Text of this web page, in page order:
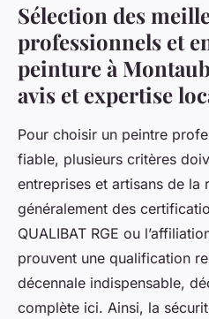
Sélection des
professionnels et
peinture à
avis et expertise
Pour choisir un peintre
fiable, plusieurs critères
entreprises et artisans de la
généralement des
QUALIBAT RGE ou
prouvent une qualification
décennale indispensable,
complète ici. Ainsi, la